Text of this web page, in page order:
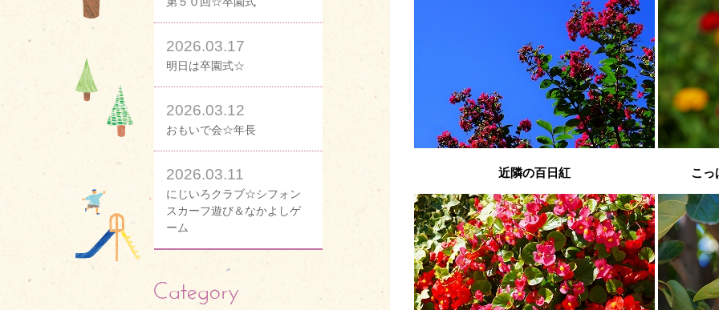
2026.03.17
明日は卒園式☆
2026.03.12
おもいで会☆年長
2026.03.11
にじいろクラブ☆シフォン
スカーフ遊び＆なかよしゲ
ーム
近隣の百日紅 こっぱ村に